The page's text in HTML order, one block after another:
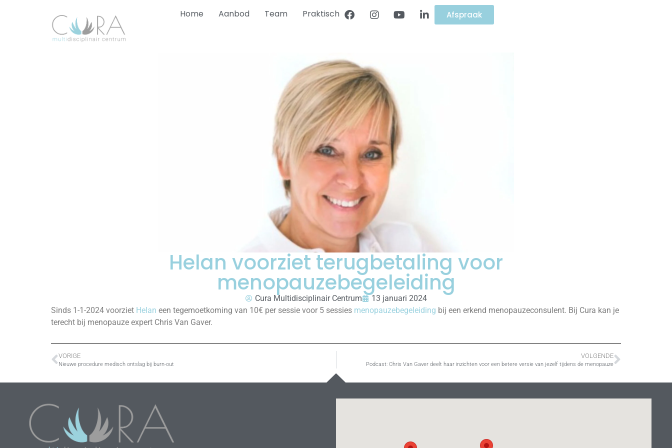
Home Aanbod Team Praktisch Afspraak
Helan voorziet terugbetaling voor
menopauzebegeleiding
Cura Multidisciplinair Centrum
13 januari 2024
Sinds 1-1-2024 voorziet Helan een tegemoetkoming van 10€ per sessie voor 5 sessies menopauzebegeleiding bij een erkend menopauzeconsulent. Bij Cura kan je
terecht bij menopauze expert Chris Van Gaver.
VORIGE
Nieuwe procedure medisch ontslag bij burn-out
VOLGENDE
Podcast: Chris Van Gaver deelt haar inzichten voor een betere versie van jezelf tijdens de menopauze